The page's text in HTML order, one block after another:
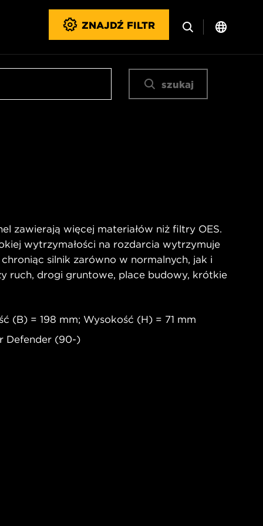
ZNAJDŹ FILTR
szukaj
zawierają więcej materiałów niż filtry OES.
wytrzymałości na rozdarcia wytrzymuje
silnik zarówno w normalnych, jak i
ruch, drogi gruntowe, place budowy, krótkie
(B) = 198 mm; Wysokość (H) = 71 mm
Defender (90-)